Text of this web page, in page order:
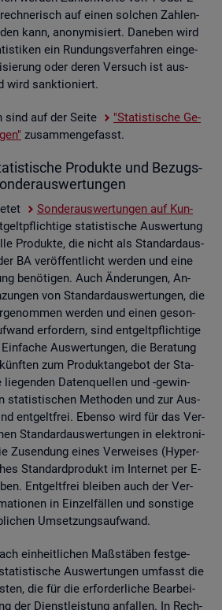
auf einen sol­chen Zah­len­
kann, an­ony­mi­siert. Da­ne­ben wird
ein Run­dungs­ver­fah­ren ein­ge­
oder deren Ver­such ist aus­
wird sank­tio­niert.
sind auf der Seite
"Sta­tis­ti­sche Ge­
zu­sam­men­ge­fasst.
Pro­duk­te und Be­zugs­
Son­der­aus­wer­tun­gen auf Kun­
sta­tis­ti­sche Aus­wer­tung
Pro­duk­te, die nicht als Stan­dard­aus­
BA ver­öf­fent­licht wer­den und eine
be­nö­ti­gen. Auch Än­de­run­gen, An­
von Stan­dard­aus­wer­tun­gen, die
wer­den und einen ge­son­
er­for­dern, sind ent­gelt­pflich­ti­ge
Aus­wer­tun­gen, die Be­ra­tung
zum Pro­dukt­an­ge­bot der Sta­
lie­gen­den Da­ten­quel­len und -ge­win­
sta­tis­ti­schen Me­tho­den und zur Aus­
ent­gelt­frei. Eben­so wird für das Ver­
Stan­dard­aus­wer­tun­gen in elek­tro­ni­
Zu­sen­dung eines Ver­wei­ses (Hy­per­
Stan­dard­pro­dukt im In­ter­net per E-
Ent­gelt­frei blei­ben auch der Ver­
in Ein­zel­fäl­len und sons­ti­ge
Um­set­zungs­auf­wand.
ein­heit­li­chen Maß­stä­ben fest­ge­
Aus­wer­tun­gen um­fasst die
die für die er­for­der­li­che Be­ar­bei­
der Dienst­leis­tung an­fal­len. In Rech­